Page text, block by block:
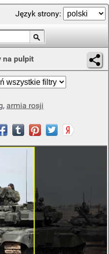
Język strony:
na pulpit
, armia rosji